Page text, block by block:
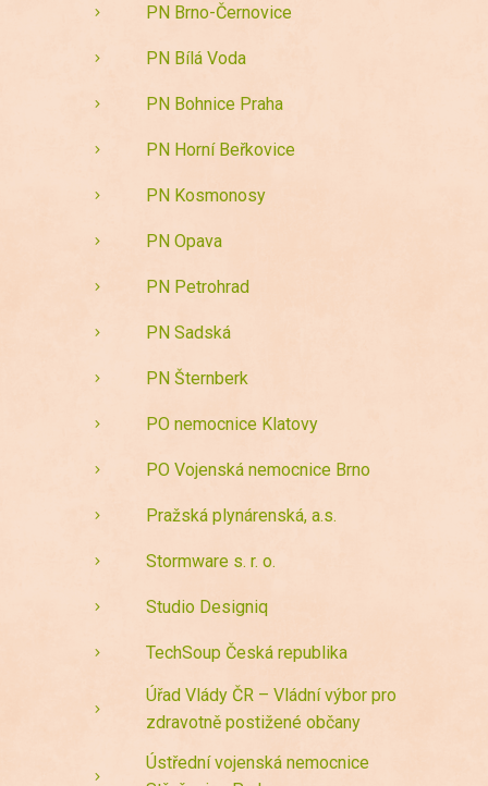
PN Brno-Černovice
PN Bílá Voda
PN Bohnice Praha
PN Horní Beřkovice
PN Kosmonosy
PN Opava
PN Petrohrad
PN Sadská
PN Šternberk
PO nemocnice Klatovy
PO Vojenská nemocnice Brno
Pražská plynárenská, a.s.
Stormware s. r. o.
Studio Designiq
TechSoup Česká republika
Úřad Vlády ČR – Vládní výbor pro
zdravotně postižené občany
Ústřední vojenská nemocnice